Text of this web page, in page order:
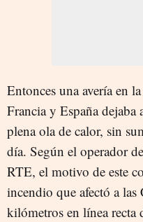
Entonces una avería en
Francia y España dejaba
plena ola de calor, sin
día. Según el operador
RTE, el motivo de este
incendio que afectó a
kilómetros en línea recta